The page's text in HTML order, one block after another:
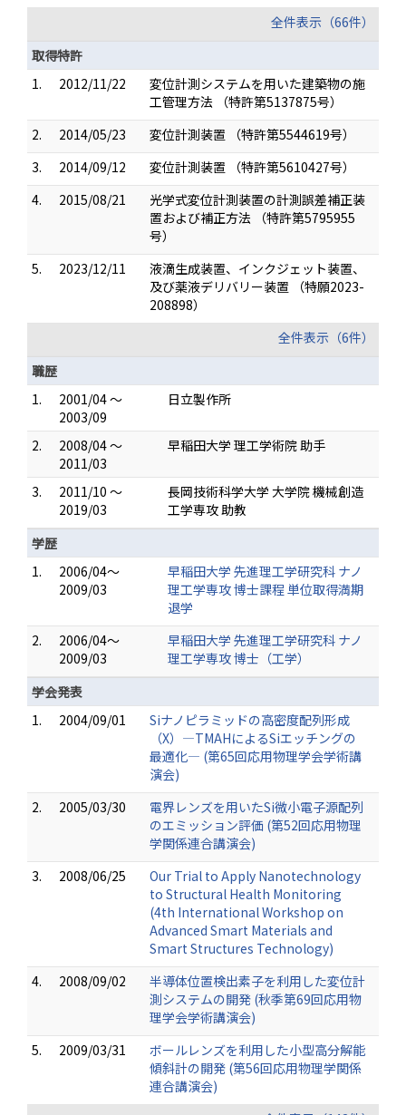
全件表示（66件）
取得特許
1.
2012/11/22
変位計測システムを用いた建築物の施
工管理方法 （特許第5137875号）
2.
2014/05/23
変位計測装置 （特許第5544619号）
3.
2014/09/12
変位計測装置 （特許第5610427号）
4.
2015/08/21
光学式変位計測装置の計測誤差補正装
置および補正方法 （特許第5795955
号）
5.
2023/12/11
液滴生成装置、インクジェット装置、
及び薬液デリバリー装置 （特願2023-
208898）
全件表示（6件）
職歴
1.
2001/04 ～
2003/09
日立製作所
2.
2008/04 ～
2011/03
早稲田大学 理工学術院 助手
3.
2011/10 ～
2019/03
長岡技術科学大学 大学院 機械創造
工学専攻 助教
学歴
1.
2006/04～
2009/03
早稲田大学 先進理工学研究科 ナノ
理工学専攻 博士課程 単位取得満期
退学
2.
2006/04～
2009/03
早稲田大学 先進理工学研究科 ナノ
理工学専攻 博士（工学）
学会発表
1.
2004/09/01
Siナノピラミッドの高密度配列形成
（X）—TMAHによるSiエッチングの
最適化— (第65回応用物理学会学術講
演会)
2.
2005/03/30
電界レンズを用いたSi微小電子源配列
のエミッション評価 (第52回応用物理
学関係連合講演会)
3.
2008/06/25
Our Trial to Apply Nanotechnology
to Structural Health Monitoring
(4th International Workshop on
Advanced Smart Materials and
Smart Structures Technology)
4.
2008/09/02
半導体位置検出素子を利用した変位計
測システムの開発 (秋季第69回応用物
理学会学術講演会)
5.
2009/03/31
ボールレンズを利用した小型高分解能
傾斜計の開発 (第56回応用物理学関係
連合講演会)